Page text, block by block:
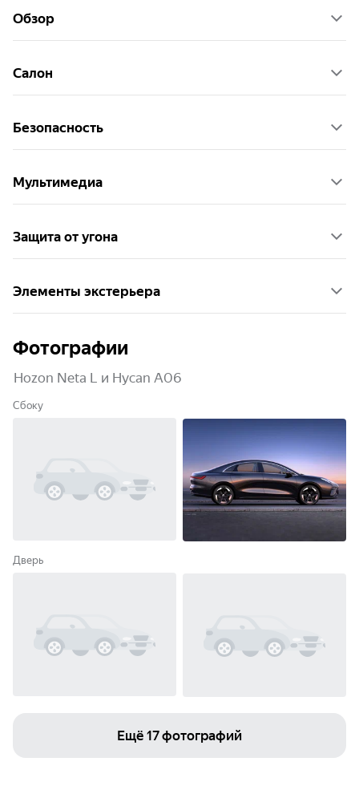
Обзор
Салон
Безопасность
Мультимедиа
Защита от угона
Элементы экстерьера
Фотографии
Hozon Neta L и Hycan A06
Сбоку
Дверь
Ещё 17 фотографий